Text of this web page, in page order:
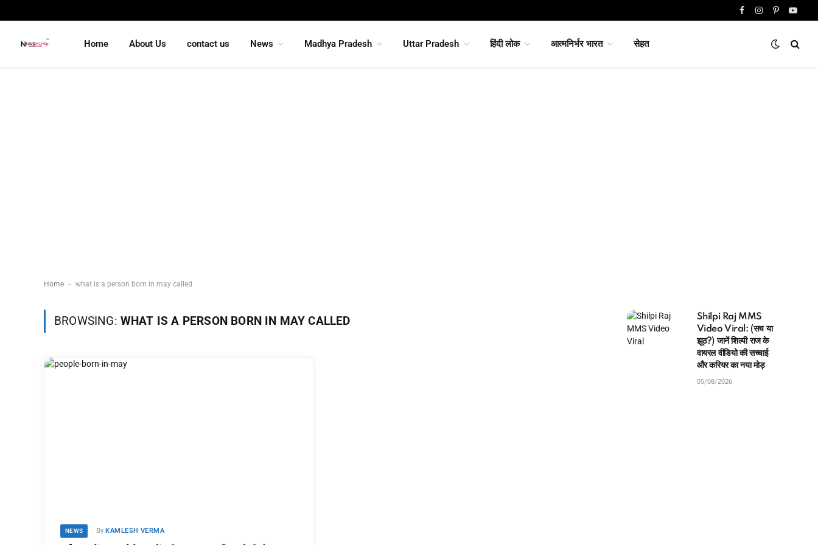
FacebookInstagram
Pinterest
Home About Us contact us News Madhya Pradesh Uttar Pradesh हिंदी लोक आत्मनिर्भर भारत सेहत
Home - what is a person born in may called
BROWSING: WHAT IS A PERSON BORN IN MAY CALLED
NEWS By KAMLESH VERMA
Shilpi Raj MMS
Video Viral: (सच या
झूठ?) जानें शिल्पी राज के
वायरल वीडियो की सच्चाई
और करियर का नया मोड़
05/08/2026